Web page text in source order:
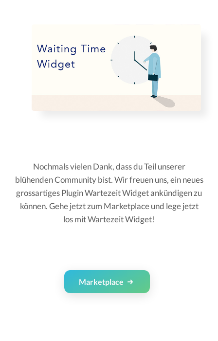
Nochmals vielen Dank, dass du Teil unserer
blühenden Community bist. Wir freuen uns, ein neues
grossartiges Plugin Wartezeit Widget ankündigen zu
können. Gehe jetzt zum Marketplace und lege jetzt
los mit Wartezeit Widget!
Marketplace